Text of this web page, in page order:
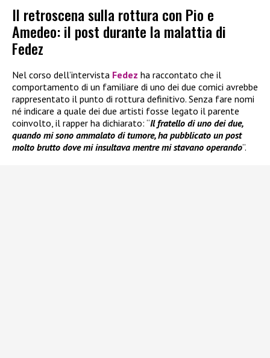
Il retroscena sulla rottura con Pio e
Amedeo: il post durante la malattia di
Fedez
Nel corso dell’intervista Fedez ha raccontato che il
comportamento di un familiare di uno dei due comici avrebbe
rappresentato il punto di rottura definitivo. Senza fare nomi
né indicare a quale dei due artisti fosse legato il parente
coinvolto, il rapper ha dichiarato: “Il fratello di uno dei due,
quando mi sono ammalato di tumore, ha pubblicato un post
molto brutto dove mi insultava mentre mi stavano operando”.